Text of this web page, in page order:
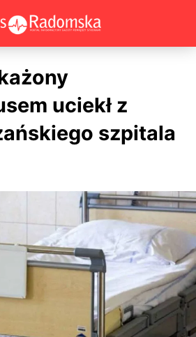
uciekł z
szpitala